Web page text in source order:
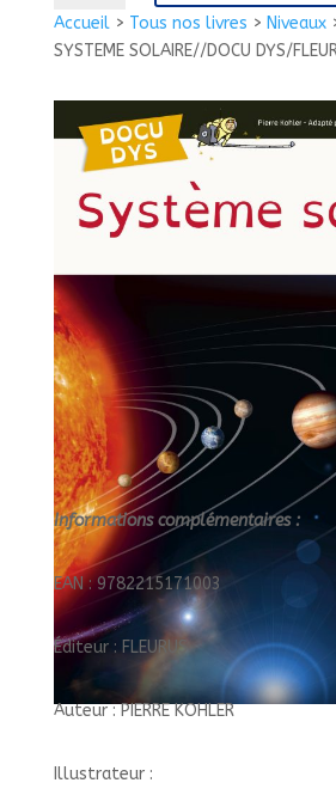
Accueil> Tous nos livres > Niveaux
SYSTEME SOLAIRE//DOCU DYS/
SYSTEME
SOLAIRE//DOCU
Informations complémentaires :
EAN : 9782215171003
Éditeur : FLEURUS
Auteur : PIERRE KOHLER
Illustrateur :